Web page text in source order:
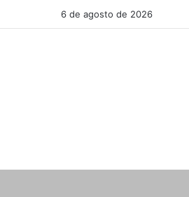
6 de agosto de 2026